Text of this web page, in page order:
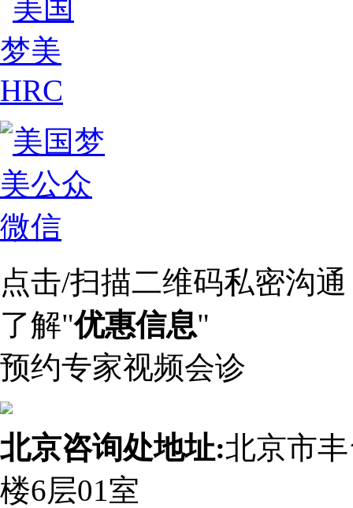
点击/扫描二维码私密沟通
了解"优惠信息"
预约专家视频会诊
北京咨询处地址:北京市
楼6层01室